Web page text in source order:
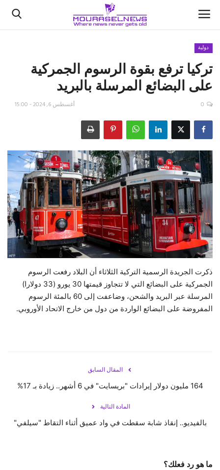
الأخبار
كتّابنا
اقتصاد
علوم وتكنولوجيا
رياضة
فيديو
حياة
دولية
تركيا ترفع بقوة الرسوم الجمركية
على البضائع المرسلة بالبريد
أغسطس 6, 2024 - 15:00 0
ذكرت الجريدة الرسمية التركية الثلاثاء أن البلاد رفعت الرسوم
الجمركية على البضائع التي لا تتجاوز قيمتها 30 يورو (33 دولارا)
المرسلة عبر البريد والشحن، وضاعفت إلى 60 بالمئة الرسوم
المفروضة على البضائع الواردة من دول من خارج الاتحاد الأوروبي.
المقال السابق
164 مليون دولار إيرادات "بريسايت" في 6 أشهر.. زيادة بـ 17%
المادة التالية
بالفيديو.. إنقاذ شابة سقطت في واد عميق أثناء التقاط "سيلفي"
ما هو رد فعلك؟